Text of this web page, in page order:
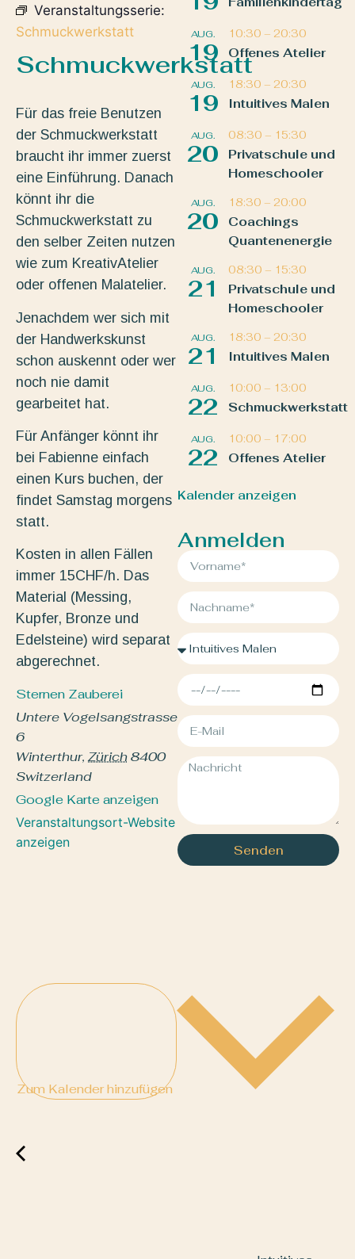
Veranstaltungsserie:
Schmuckwerkstatt
Schmuckwerkstatt
Für das freie Benutzen
der Schmuckwerkstatt
braucht ihr immer zuerst
eine Einführung. Danach
könnt ihr die
Schmuckwerkstatt zu
den selber Zeiten nutzen
wie zum KreativAtelier
oder offenen Malatelier.
Jenachdem wer sich mit
der Handwerkskunst
schon auskennt oder wer
noch nie damit
gearbeitet hat.
Für Anfänger könnt ihr
bei Fabienne einfach
einen Kurs buchen, der
findet Samstag morgens
statt.
Kosten in allen Fällen
immer 15CHF/h. Das
Material (Messing,
Kupfer, Bronze und
Edelsteine) wird separat
abgerechnet.
Sternen Zauberei
Untere Vogelsangstrasse
6
Winterthur, Zürich8400
Switzerland
Google Karte anzeigen
Veranstaltungsort-Website
anzeigen
Zum Kalender hinzufügen
AUG.
19
10:30 – 20:30
Offenes Atelier
AUG.
19
18:30 – 20:30
Intuitives Malen
AUG.
20
08:30 – 15:30
Privatschule und
Homeschooler
AUG.
20
18:30 – 20:00
Coachings
Quantenenergie
AUG.
21
08:30 – 15:30
Privatschule und
Homeschooler
AUG.
21
18:30 – 20:30
Intuitives Malen
AUG.
22
10:00 – 13:00
Schmuckwerkstatt
AUG.
22
10:00 – 17:00
Offenes Atelier
Kalender anzeigen
Anmelden
Senden